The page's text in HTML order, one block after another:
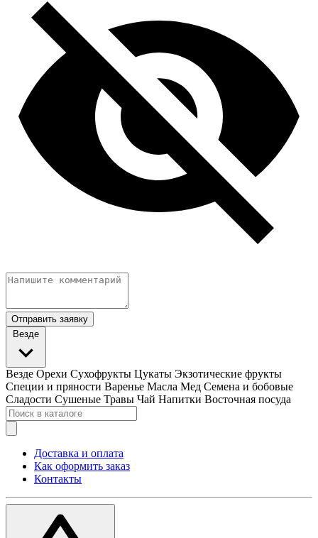
Отправить заявку
Везде
Везде Орехи Сухофрукты Цукаты Экзотические фрукты
Специи и пряности Варенье Масла Мед Семена и бобовые
Сладости Сушеные Травы Чай Напитки Восточная посуда
Доставка и оплата
Как оформить заказ
Контакты